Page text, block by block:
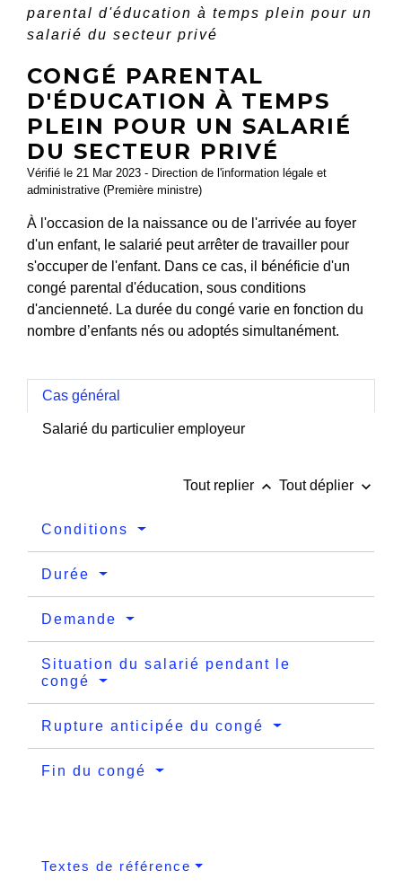
parental d'éducation à temps plein pour un
salarié du secteur privé
CONGÉ PARENTAL
D'ÉDUCATION À TEMPS
PLEIN POUR UN SALARIÉ
DU SECTEUR PRIVÉ
Vérifié le 21 Mar 2023 - Direction de l'information légale et
administrative (Première ministre)
À l'occasion de la naissance ou de l'arrivée au foyer
d'un enfant, le salarié peut arrêter de travailler pour
s'occuper de l'enfant. Dans ce cas, il bénéficie d'un
congé parental d'éducation, sous conditions
d'ancienneté. La durée du congé varie en fonction du
nombre d’enfants nés ou adoptés simultanément.
Cas général
Salarié du particulier employeur
Tout replier keyboard_arrow_up Tout déplier keyboard_arrow_down
Conditions
Durée
Demande
Situation du salarié pendant le
congé
Rupture anticipée du congé
Fin du congé
Textes de référence